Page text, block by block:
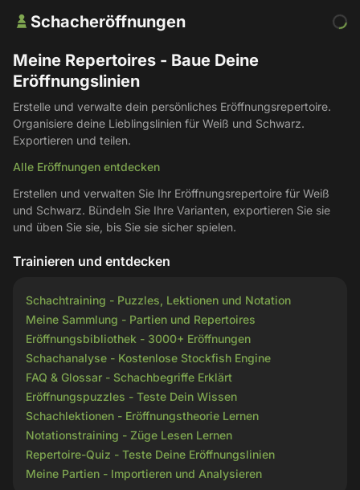
Schacheröffnungen
Meine Repertoires - Baue Deine
Eröffnungslinien
Erstelle und verwalte dein persönliches Eröffnungsrepertoire.
Organisiere deine Lieblingslinien für Weiß und Schwarz.
Exportieren und teilen.
Alle Eröffnungen entdecken
Erstellen und verwalten Sie Ihr Eröffnungsrepertoire für Weiß
und Schwarz. Bündeln Sie Ihre Varianten, exportieren Sie sie
und üben Sie sie, bis Sie sie sicher spielen.
Trainieren und entdecken
Schachtraining - Puzzles, Lektionen und Notation
Meine Sammlung - Partien und Repertoires
Eröffnungsbibliothek - 3000+ Eröffnungen
Schachanalyse - Kostenlose Stockfish Engine
FAQ & Glossar - Schachbegriffe Erklärt
Eröffnungspuzzles - Teste Dein Wissen
Schachlektionen - Eröffnungstheorie Lernen
Notationstraining - Züge Lesen Lernen
Repertoire-Quiz - Teste Deine Eröffnungslinien
Meine Partien - Importieren und Analysieren